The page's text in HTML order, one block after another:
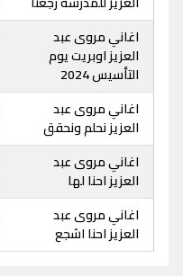
اغاني مروى عبد
العزيز اوبريت يوم
التأسيس 2024
اغاني مروى عبد
العزيز نحلم ونحقق
اغاني مروى عبد
العزيز احنا لها
اغاني مروى عبد
العزيز احنا اشجع